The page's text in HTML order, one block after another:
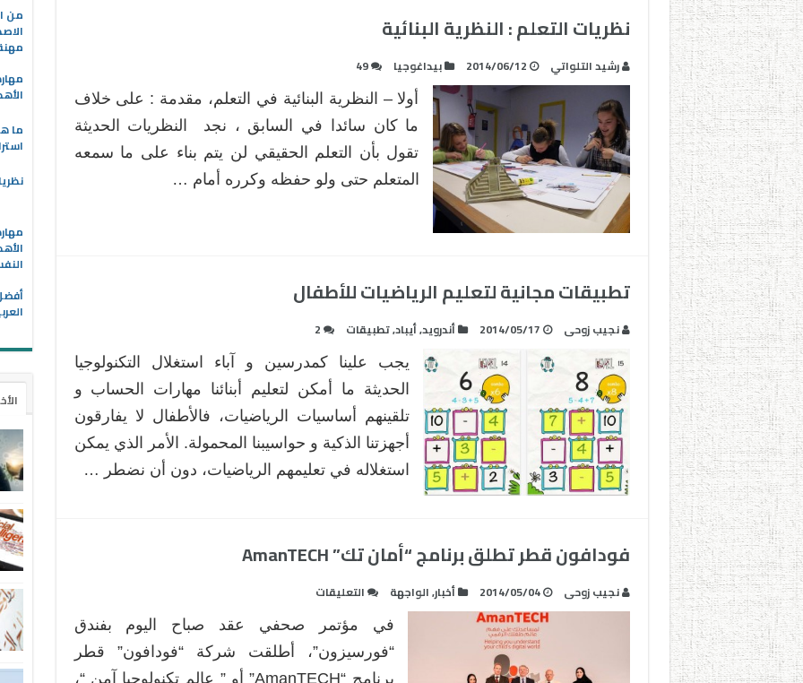
نظريات التعلم : النظرية البنائية
رشيد التلواتي 2014/06/12 بيداغوجيا 49
أولا – النظرية البنائية في التعلم، مقدمة : على خلاف
ما كان سائدا في السابق ، نجد النظريات الحديثة
تقول بأن التعلم الحقيقي لن يتم بناء على ما سمعه
المتعلم حتى ولو حفظه وكرره أمام …
تطبيقات مجانية لتعليم الرياضيات للأطفال
نجيب زوحى 2014/05/17 أندرويد,أيباد,تطبيقات 2
يجب علينا كمدرسين و آباء استغلال التكنولوجيا
الحديثة ما أمكن لتعليم أبنائنا مهارات الحساب و
تلقينهم أساسيات الرياضيات، فالأطفال لا يفارقون
أجهزتنا الذكية و حواسيبنا المحمولة. الأمر الذي يمكن
استغلاله في تعليمهم الرياضيات، دون أن نضطر …
فودافون قطر تطلق برنامج “أمان تك” AmanTECH
نجيب زوحى 2014/05/04 أخبار,الواجهة التعليقات
قطر
تطلق
برنامج
في مؤتمر صحفي عقد صباح اليوم بفندق
“فورسيزون”، أطلقت شركة “فودافون” قطر
برنامج “AmanTECH” أو ” عالم تكنولوجيا آمن “،
من
ما